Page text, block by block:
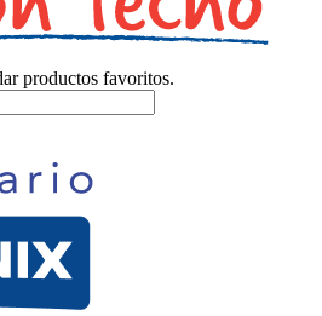
productos favoritos.